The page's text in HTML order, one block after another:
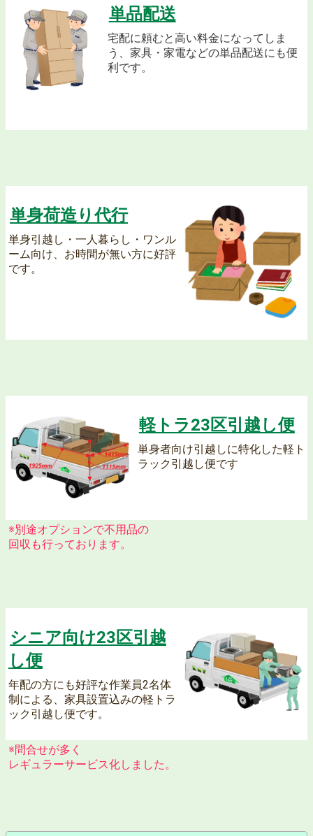
単品配送
宅配に頼むと高い料金になってしま
う、家具・家電などの単品配送にも便
利です。
単身荷造り代行
単身引越し・一人暮らし・ワンル
ーム向け、お時間が無い方に好評
です。
軽トラ23区引越し便
単身者向け引越しに特化した軽ト
ラック引越し便です
※別途オプションで不用品の
回収も行っております。
シニア向け23区引越
し便
年配の方にも好評な作業員2名体
制による、家具設置込みの軽トラ
ック引越し便です。
※問合せが多く
レギュラーサービス化しました。